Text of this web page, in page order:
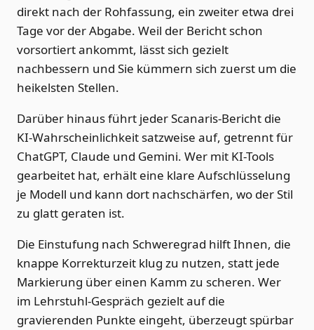
direkt nach der Rohfassung, ein zweiter etwa drei
Tage vor der Abgabe. Weil der Bericht schon
vorsortiert ankommt, lässt sich gezielt
nachbessern und Sie kümmern sich zuerst um die
heikelsten Stellen.
Darüber hinaus führt jeder Scanaris-Bericht die
KI-Wahrscheinlichkeit satzweise auf, getrennt für
ChatGPT, Claude und Gemini. Wer mit KI-Tools
gearbeitet hat, erhält eine klare Aufschlüsselung
je Modell und kann dort nachschärfen, wo der Stil
zu glatt geraten ist.
Die Einstufung nach Schweregrad hilft Ihnen, die
knappe Korrekturzeit klug zu nutzen, statt jede
Markierung über einen Kamm zu scheren. Wer
im Lehrstuhl-Gespräch gezielt auf die
gravierenden Punkte eingeht, überzeugt spürbar